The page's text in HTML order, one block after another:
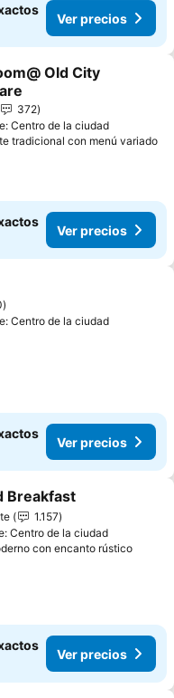
Ver precios
a favoritos
Old City
372
Centro de la ciudad
tradicional con menú variado
Ver precios
a favoritos
Centro de la ciudad
Ver precios
a favoritos
Breakfast
1.157
Centro de la ciudad
con encanto rústicoVer
Ver precios